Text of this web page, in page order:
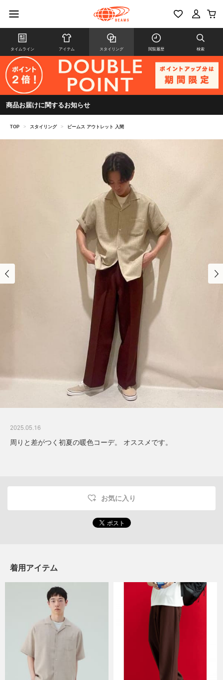
タイムライン アイテム スタイリング 閲覧履歴 検索
商品お届けに関するお知らせ
TOP > スタイリング > ビームス アウトレット 入間
2025.05.16
周りと差がつく初夏の暖色コーデ。 オススメです。
お気に入り
着用アイテム